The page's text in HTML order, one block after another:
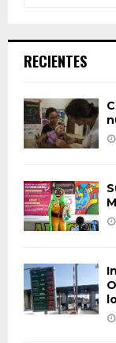
h
o
:
RECIENTES